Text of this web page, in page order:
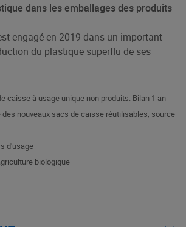
dans les emballages des produits
engagé en 2019 dans un important
du plastique superflu de ses
caisse à usage unique non produits. Bilan 1 an
nouveaux sacs de caisse réutilisables, source
d'usage
biologique